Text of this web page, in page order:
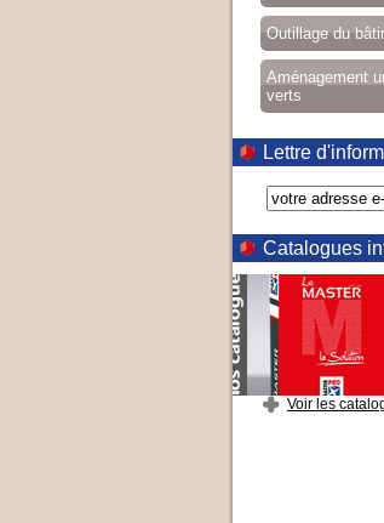
Outillage du
Aménagement
verts
Lettre
Catalogues
Voir les